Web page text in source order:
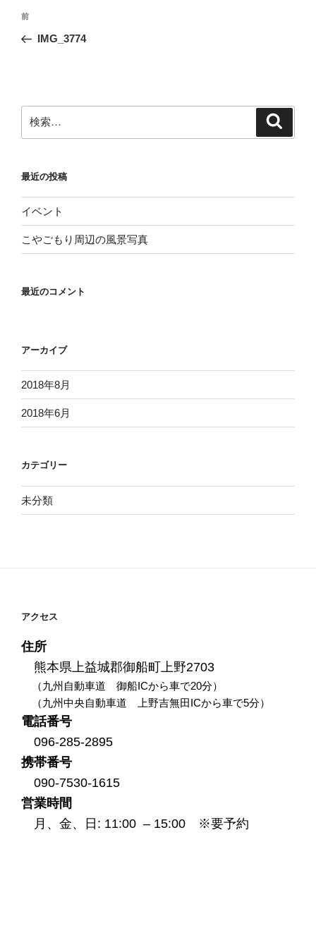
投
ナ
ー
シ
前
の
前
IMG_3774
索:
最近の投稿
イベント
こやごもり周辺の風景写真
最近のコメント
アーカイブ
2018年8月
2018年6月
カテゴリー
未分類
アクセス
住所
熊本県上益城郡御船町上野2703
（九州自動車道 御船ICから車で20分）
（九州中央自動車道 上野吉無田ICから車で5分）
電話番号
096-285-2895
携帯番号
090-7530-1615
営業時間
月、金、日: 11:00 – 15:00 ※要予約